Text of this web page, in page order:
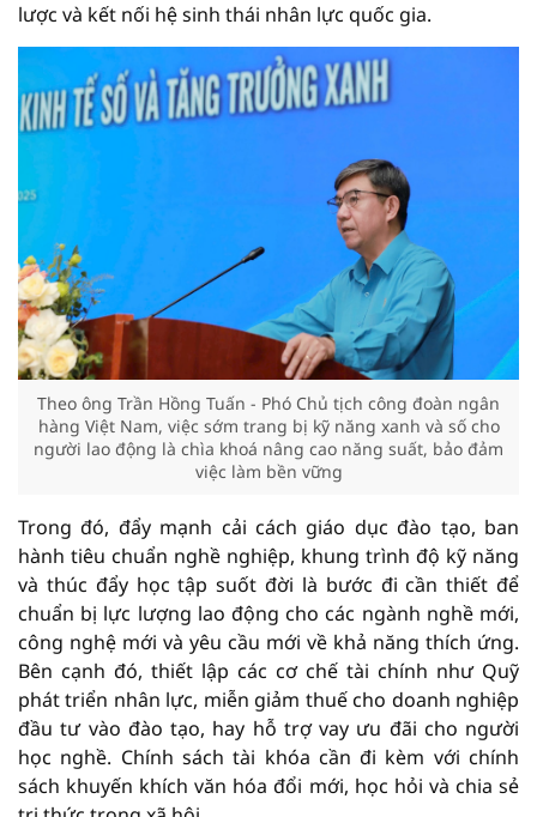
lược và kết nối hệ sinh thái nhân lực quốc gia.
Theo ông Trần Hồng Tuấn - Phó Chủ tịch công đoàn ngân
hàng Việt Nam, việc sớm trang bị kỹ năng xanh và số cho
người lao động là chìa khoá nâng cao năng suất, bảo đảm
việc làm bền vững
Trong đó, đẩy mạnh cải cách giáo dục đào tạo, ban
hành tiêu chuẩn nghề nghiệp, khung trình độ kỹ năng
và thúc đẩy học tập suốt đời là bước đi cần thiết để
chuẩn bị lực lượng lao động cho các ngành nghề mới,
công nghệ mới và yêu cầu mới về khả năng thích ứng.
Bên cạnh đó, thiết lập các cơ chế tài chính như Quỹ
phát triển nhân lực, miễn giảm thuế cho doanh nghiệp
đầu tư vào đào tạo, hay hỗ trợ vay ưu đãi cho người
học nghề. Chính sách tài khóa cần đi kèm với chính
sách khuyến khích văn hóa đổi mới, học hỏi và chia sẻ